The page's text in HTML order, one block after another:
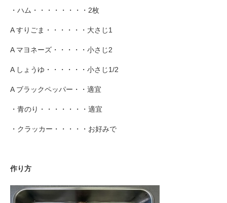
・ハム・・・・・・・・2枚
A すりごま・・・・・・大さじ1
A マヨネーズ・・・・・小さじ2
A しょうゆ・・・・・・小さじ1/2
A ブラックペッパー・・適宜
・青のり・・・・・・・適宜
・クラッカー・・・・・お好みで
作り方